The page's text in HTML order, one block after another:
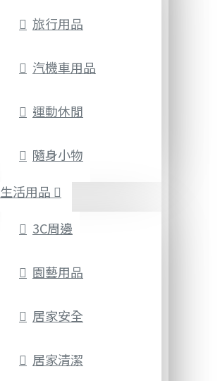
旅行用品
汽機車用品
運動休閒
隨身小物
生活用品
3C周邊
園藝用品
居家安全
居家清潔